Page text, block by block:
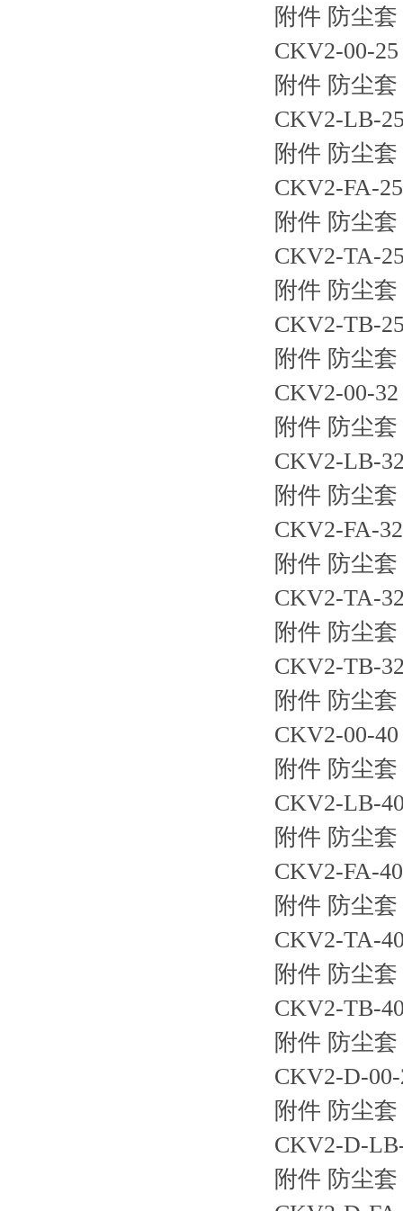
附件 防尘
CKV2-00-
附件 防尘
CKV2-LB-
附件 防尘
CKV2-FA-
附件 防尘
CKV2-TA-
附件 防尘
CKV2-TB-
附件 防尘
CKV2-00-
附件 防尘
CKV2-LB-
附件 防尘
CKV2-FA-
附件 防尘
CKV2-TA-
附件 防尘
CKV2-TB-
附件 防尘
CKV2-00-
附件 防尘
CKV2-LB-
附件 防尘
CKV2-FA-
附件 防尘
CKV2-TA-
附件 防尘
CKV2-TB-
附件 防尘
CKV2-D-
附件 防尘
CKV2-D-
附件 防尘